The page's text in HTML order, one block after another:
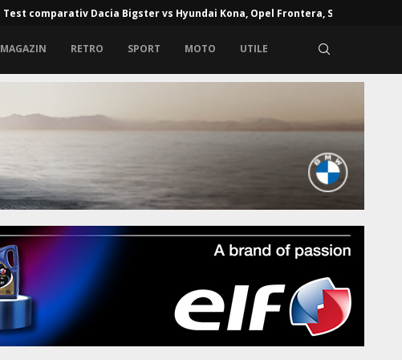
Test comparativ Dacia Bigster vs Hyundai Kona, Opel Frontera, Skoda...
MAGAZIN RETRO SPORT MOTO UTILE